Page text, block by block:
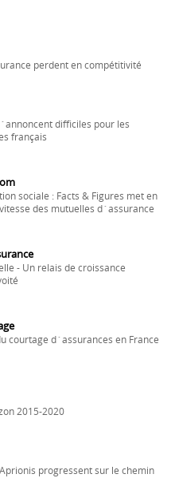
perdent en compétitivité
difficiles pour les
français
sociale : Facts & Figures met en
des mutuelles d´assurance
- Un relais de croissance
courtage d´assurances en France
2015-2020
progressent sur le chemin